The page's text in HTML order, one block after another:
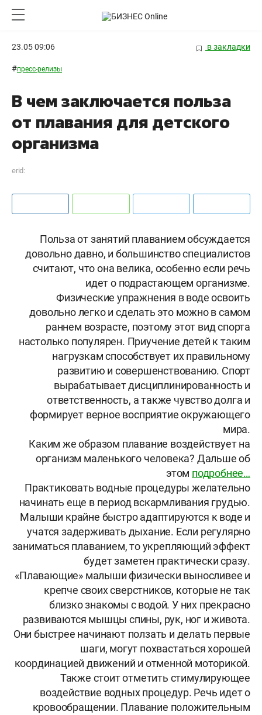
23.05 09:06 в закладки
#пресс-релизы
В чем заключается польза
от плавания для детского
организма
erid:
Польза от занятий плаванием обсуждается
довольно давно, и большинство специалистов
считают, что она велика, особенно если речь
идет о подрастающем организме.
Физические упражнения в воде освоить
довольно легко и сделать это можно в самом
раннем возрасте, поэтому этот вид спорта
настолько популярен. Приучение детей к таким
нагрузкам способствует их правильному
развитию и совершенствованию. Спорт
вырабатывает дисциплинированность и
ответственность, а также чувство долга и
формирует верное восприятие окружающего
мира.
Каким же образом плавание воздействует на
организм маленького человека? Дальше об
этом подробнее…
Практиковать водные процедуры желательно
начинать еще в период вскармливания грудью.
Малыши крайне быстро адаптируются к воде и
учатся задерживать дыхание. Если регулярно
заниматься плаванием, то укрепляющий эффект
будет заметен практически сразу.
«Плавающие» малыши физически выносливее и
крепче своих сверстников, которые не так
близко знакомы с водой. У них прекрасно
развиваются мышцы спины, рук, ног и живота.
Они быстрее начинают ползать и делать первые
шаги, могут похвастаться хорошей
координацией движений и отменной моторикой.
Также стоит отметить стимулирующее
воздействие водных процедур. Речь идет о
кровообращении. Плавание положительным